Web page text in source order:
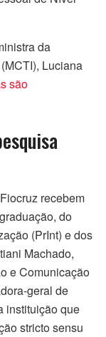
da
Luciana
são
recebem
do
(PrInt) e dos
Machado,
e Comunicação
geral de
instituição que
stricto sensu